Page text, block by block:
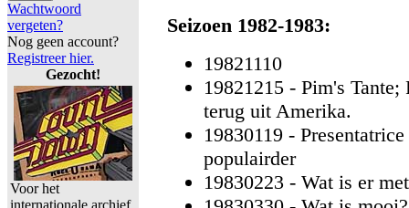
Wachtwoord
vergeten?
Nog geen account?
Registreer hier.
Gezocht!
Voor het
internationale archief
Seizoen 1982-1983:
19821110
19821215 - Pim's
terug uit Amerika.
19830119 -
populairder
19830223 - Wat is er